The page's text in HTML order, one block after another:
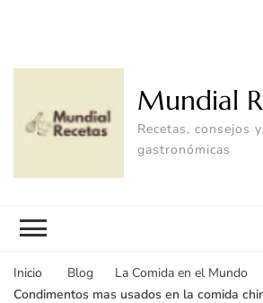
Mundial
Recetas, consejos
gastronómicas
Inicio Blog La Comida en el Mundo
Condimentos mas usados en la comida